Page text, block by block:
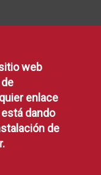
web
enlace
dando
de